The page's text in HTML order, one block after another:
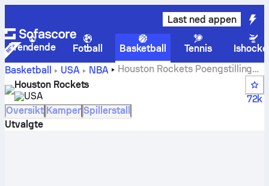
Last ned appen
Trendende Fotball Basketball Tennis
Basketball
USA NBA
Houston Rockets Poengstillinger,
plasseringer, timeplan og spillere
Houston Rockets
USA
72k
Oversikt Kamper Spillerstall
Utvalgte